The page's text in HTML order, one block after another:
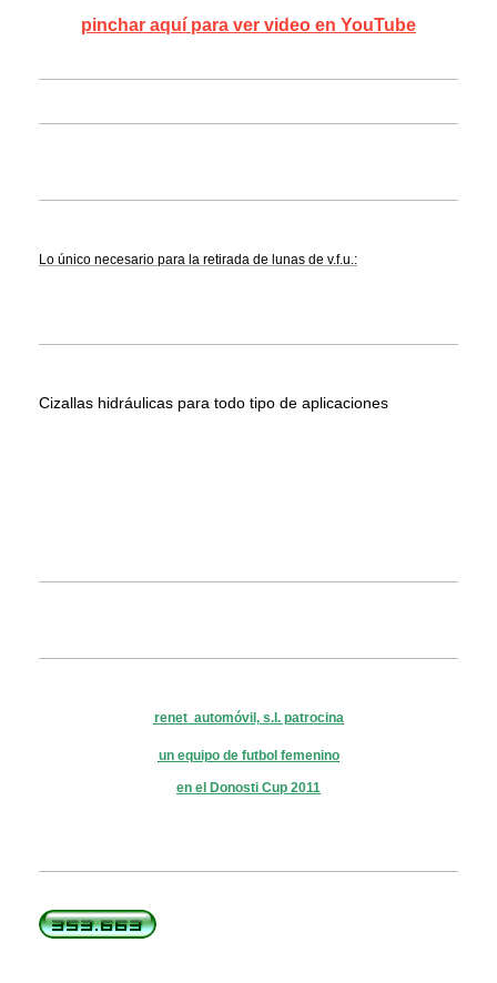
pinchar aquí para ver video en YouTube
Lo único necesario para la retirada de lunas de v.f.u.:
Cizallas hidráulicas para todo tipo de aplicaciones
renet automóvil, s.l. patrocina
un equipo de futbol femenino
en el Donosti Cup 2011